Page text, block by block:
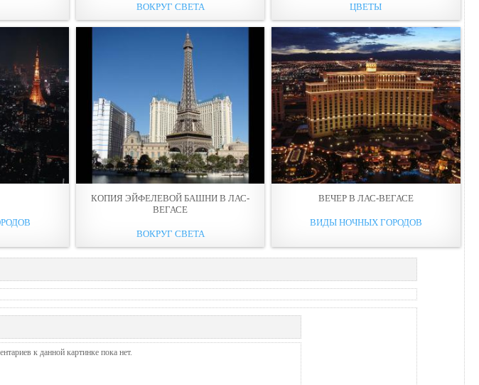
ВОКРУГ СВЕТА ЦВЕТЫ
КОПИЯ ЭЙФЕЛЕВОЙ БАШНИ В ЛАС-
ВЕГАСЕ
ВОКРУГ СВЕТА
ВЕЧЕР В ЛАС-ВЕГАСЕ
ВИДЫ НОЧНЫХ ГОРОДОВ
к данной картинке пока нет.